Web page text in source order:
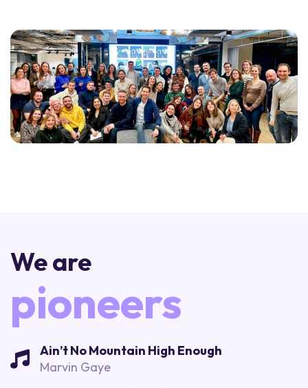
We are
pioneers
Ain’t No Mountain High Enough
Marvin Gaye